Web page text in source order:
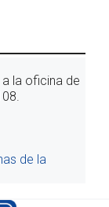
la oficina de
de la